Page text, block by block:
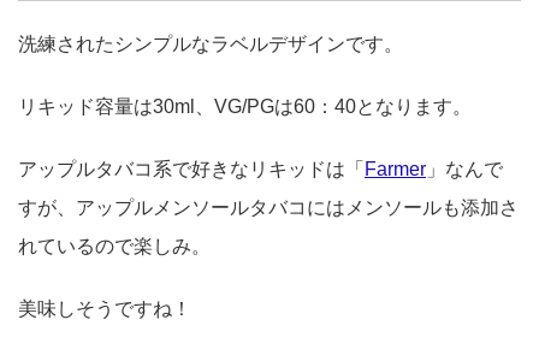
洗練されたシンプルなラベルデザインです。
リキッド容量は30ml、VG/PGは60：40となります。
アップルタバコ系で好きなリキッドは「 Farmer 」なんで
すが、アップルメンソールタバコにはメンソールも添加さ
れているので楽しみ。
美味しそうですね！